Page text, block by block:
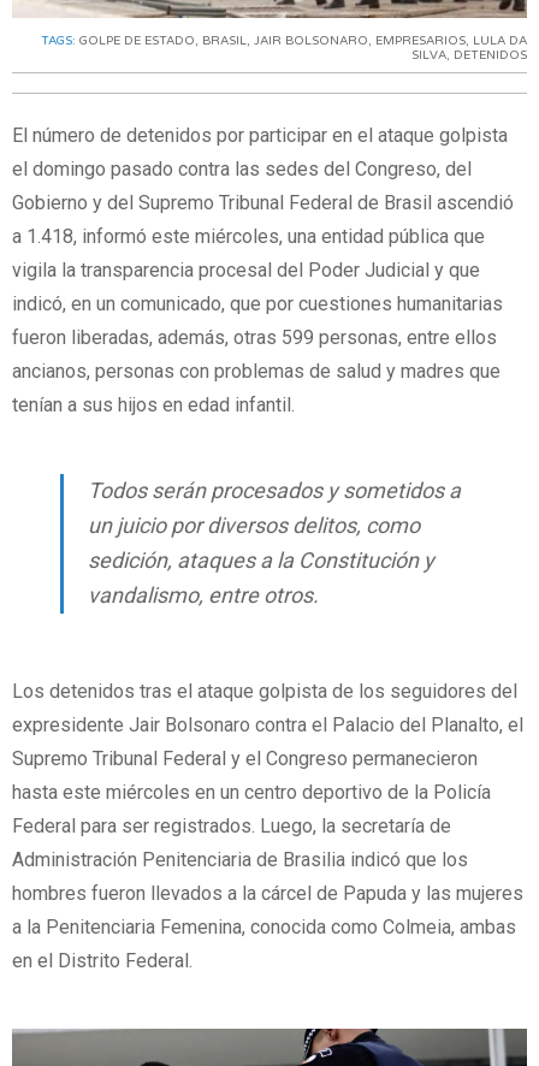
TAGS: GOLPE DE ESTADO, BRASIL, JAIR BOLSONARO, EMPRESARIOS, LULA DA
SILVA, DETENIDOS
El número de detenidos por participar en el ataque golpista
el domingo pasado contra las sedes del Congreso, del
Gobierno y del Supremo Tribunal Federal de Brasil ascendió
a 1.418, informó este miércoles, una entidad pública que
vigila la transparencia procesal del Poder Judicial y que
indicó, en un comunicado, que por cuestiones humanitarias
fueron liberadas, además, otras 599 personas, entre ellos
ancianos, personas con problemas de salud y madres que
tenían a sus hijos en edad infantil.
Todos serán procesados y sometidos a
un juicio por diversos delitos, como
sedición, ataques a la Constitución y
vandalismo, entre otros.
Los detenidos tras el ataque golpista de los seguidores del
expresidente Jair Bolsonaro contra el Palacio del Planalto, el
Supremo Tribunal Federal y el Congreso permanecieron
hasta este miércoles en un centro deportivo de la Policía
Federal para ser registrados. Luego, la secretaría de
Administración Penitenciaria de Brasilia indicó que los
hombres fueron llevados a la cárcel de Papuda y las mujeres
a la Penitenciaria Femenina, conocida como Colmeia, ambas
en el Distrito Federal.